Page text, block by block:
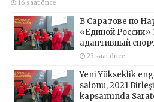
16 saat önce
В Саратове по
«Единой
адаптивный
23 saat önce
Yeni Yükseklik
salonu, 2021
kapsamında